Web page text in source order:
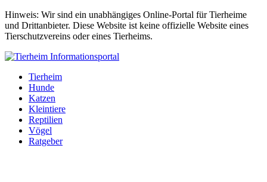
Hinweis: Wir sind ein unabhängiges Online-Portal für Tierheime
und Drittanbieter. Diese Website ist keine offizielle Website eines
Tierschutzvereins oder eines Tierheims.
Tierheim
Hunde
Katzen
Kleintiere
Reptilien
Vögel
Ratgeber